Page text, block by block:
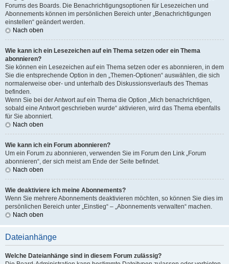
Forums des Boards. Die Benachrichtigungsoptionen für Lesezeichen und
Abonnements können im persönlichen Bereich unter „Benachrichtigungen
einstellen“ geändert werden.
Nach oben
Wie kann ich ein Lesezeichen auf ein Thema setzen oder ein Thema
abonnieren?
Sie können ein Lesezeichen auf ein Thema setzen oder es abonnieren, in dem
Sie die entsprechende Option in den „Themen-Optionen“ auswählen, die sich
normalerweise ober- und unterhalb des Diskussionsverlaufs des Themas
befinden.
Wenn Sie bei der Antwort auf ein Thema die Option „Mich benachrichtigen,
sobald eine Antwort geschrieben wurde“ aktivieren, wird das Thema ebenfalls
für Sie abonniert.
Nach oben
Wie kann ich ein Forum abonnieren?
Um ein Forum zu abonnieren, verwenden Sie im Forum den Link „Forum
abonnieren“, der sich meist am Ende der Seite befindet.
Nach oben
Wie deaktiviere ich meine Abonnements?
Wenn Sie mehrere Abonnements deaktivieren möchten, so können Sie dies im
persönlichen Bereich unter „Einstieg“ – „Abonnements verwalten“ machen.
Nach oben
Dateianhänge
Welche Dateianhänge sind in diesem Forum zulässig?